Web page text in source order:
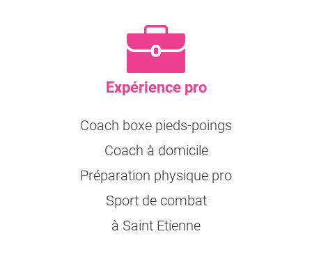
Expérience pro
Coach boxe pieds-poings
Coach à domicile
Préparation physique pro
Sport de combat
à Saint Etienne